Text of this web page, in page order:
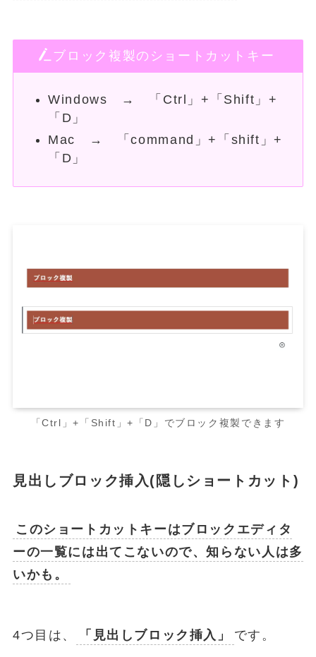
ブロック複製のショートカットキー
Windows → 「Ctrl」+「Shift」+
「D」
Mac → 「command」+「shift」+
「D」
「Ctrl」+「Shift」+「D」でブロック複製できます
見出しブロック挿入(隠しショートカット)
このショートカットキーはブロックエディタ
ーの一覧には出てこないので、知らない人は多
いかも。
4つ目は、 「見出しブロック挿入」 です。